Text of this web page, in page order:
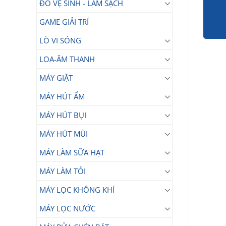
ĐỒ VỆ SINH - LÀM SẠCH
GAME GIẢI TRÍ
LÒ VI SÓNG
LOA-ÂM THANH
MÁY GIẶT
MÁY HÚT ẨM
MÁY HÚT BỤI
MÁY HÚT MÙI
MÁY LÀM SỮA HẠT
MÁY LÀM TỎI
MÁY LỌC KHÔNG KHÍ
MÁY LỌC NƯỚC